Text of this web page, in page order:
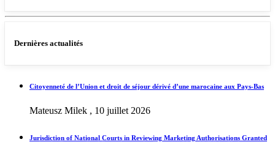
Dernières actualités
Citoyenneté de l’Union et droit de séjour dérivé d’une marocaine aux Pays-Bas
Mateusz Milek , 10 juillet 2026
Jurisdiction of National Courts in Reviewing Marketing Authorisations Granted